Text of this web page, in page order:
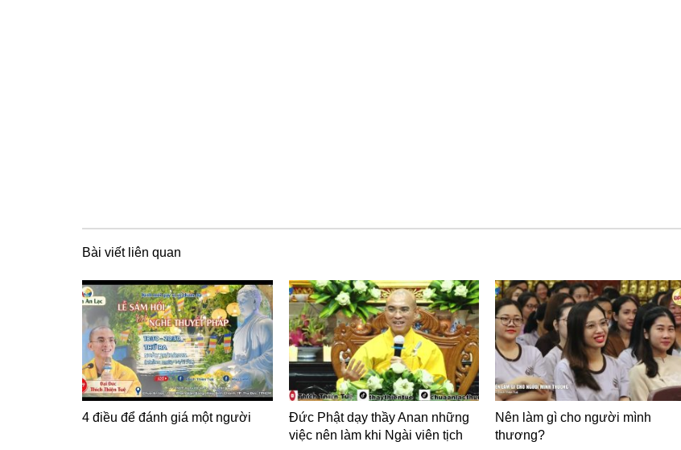
Bài viết liên quan
4 điều để đánh giá một người
Đức Phật dạy thầy Anan những
việc nên làm khi Ngài viên tịch
Nên làm gì cho người mình
thương?